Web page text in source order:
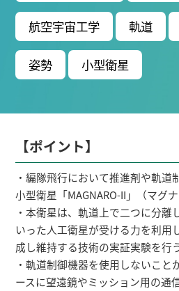
Research VIDEOS
Researchers' VOICE
名古屋大学基金
研究者総覧
航空宇宙工学 軌道
姿勢 小型衛星
【ポイント】
・編隊飛行において推進剤や軌道
小型衛星「MAGNARO-II」（マグ
・本衛星は、軌道上で二つに分離
いった人工衛星が受ける力を利用
成し維持する技術の実証実験を行う
・軌道制御機器を使用しないこと
ースに望遠鏡やミッション用の通